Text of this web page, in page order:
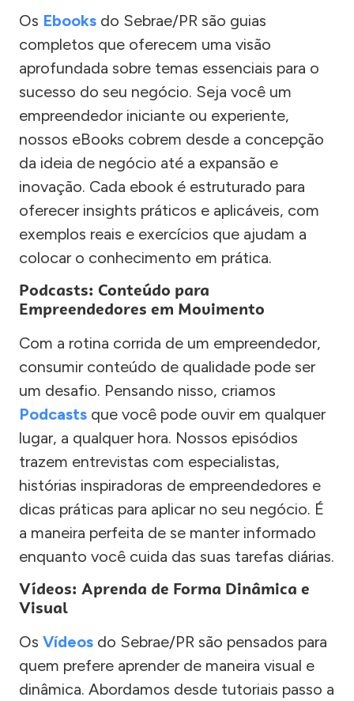
Os Ebooks do Sebrae/PR são guias
completos que oferecem uma visão
aprofundada sobre temas essenciais para o
sucesso do seu negócio. Seja você um
empreendedor iniciante ou experiente,
nossos eBooks cobrem desde a concepção
da ideia de negócio até a expansão e
inovação. Cada ebook é estruturado para
oferecer insights práticos e aplicáveis, com
exemplos reais e exercícios que ajudam a
colocar o conhecimento em prática.
Podcasts: Conteúdo para
Empreendedores em Movimento
Com a rotina corrida de um empreendedor,
consumir conteúdo de qualidade pode ser
um desafio. Pensando nisso, criamos
Podcasts que você pode ouvir em qualquer
lugar, a qualquer hora. Nossos episódios
trazem entrevistas com especialistas,
histórias inspiradoras de empreendedores e
dicas práticas para aplicar no seu negócio. É
a maneira perfeita de se manter informado
enquanto você cuida das suas tarefas diárias.
Vídeos: Aprenda de Forma Dinâmica e
Visual
Os Vídeos do Sebrae/PR são pensados para
quem prefere aprender de maneira visual e
dinâmica. Abordamos desde tutoriais passo a